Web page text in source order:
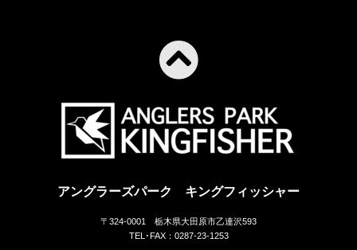
アングラーズパーク キングフィッシャー
〒324-0001 栃木県大田原市乙連沢593
TEL･FAX：0287-23-1253